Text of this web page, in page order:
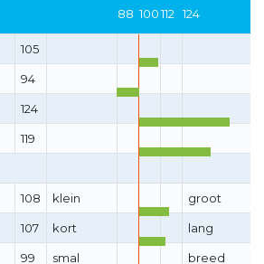
88 100112 124
105
94
124
119
108 klein groot
107 kort lang
99 smal breed